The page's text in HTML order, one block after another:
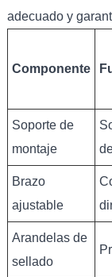
adecuado y
Componente
Soporte de
montaje
Brazo
ajustable
Arandelas de
sellado